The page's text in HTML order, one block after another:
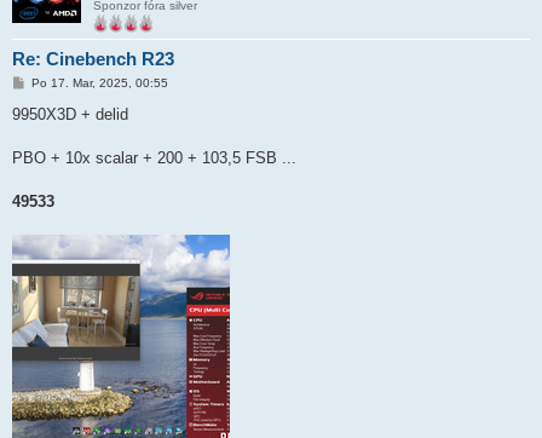
Sponzor fóra silver
Re: Cinebench R23
P
í
e
k
Po 17. Mar, 2025, 00:55
9950X3D + delid
PBO + 10x scalar + 200 + 103,5 FSB ...
49533